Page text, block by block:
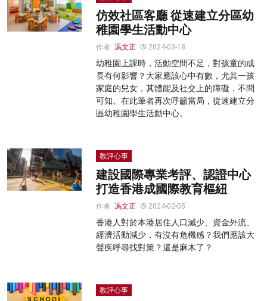
仿效社區客廳 從速建立分區幼
稚園學生活動中心
作者: 馮文正 2024-03-18
幼稚園上課時，活動空間不足，對孩童的成
長有何影響？大家應該心中有數，尤其一孩
家庭的兒女，其體能及社交上的障礙，不問
可知。在此筆者再次呼籲當局，從速建立分
區幼稚園學生活動中心。
教評心事
建設國際專業考評、認證中心
打造香港成國際教育樞紐
作者: 馮文正 2024-02-05
香港人對於本港居住人口減少、資金外流、
經濟活動減少，有沒有危機感？我們應該大
聲疾呼尋找對策？還是麻木了？
教評心事